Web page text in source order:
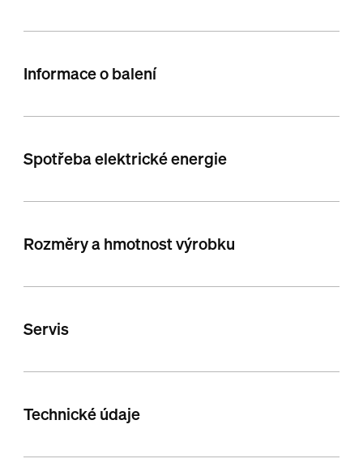
Informace o balení
Spotřeba elektrické energie
Rozměry a hmotnost výrobku
Servis
Technické údaje